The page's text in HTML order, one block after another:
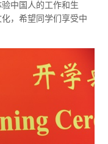
中国人的工作和生
，希望同学们享受中